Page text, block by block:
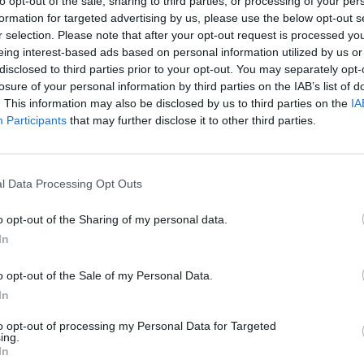
for targeted advertising by us, please use the below opt-out
selection. Please note that after your opt-out request is processed
interest-based ads based on personal information utilized by us
to third parties prior to your opt-out. You may separately
of your personal information by third parties on the IAB’s list of
This information may also be disclosed by us to third parties on the
Participants that may further disclose it to other third parties.
Data Processing Opt Outs
opt-out of the Sharing of my personal data.
opt-out of the Sale of my Personal Data.
opt-out of processing my Personal Data for Targeted
stekt ägg.
skölj, dela och kärna ur äpplena. Skär i
med matyoghurt och senap i en skål.
och strimla en bit purjolök. Fräs den mjuk någon
låt svalna. Blanda i med äpplena.